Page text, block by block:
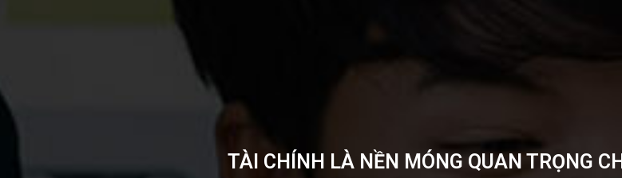
TÀI CHÍNH LÀ NỀN MÓNG QUAN TRỌNG